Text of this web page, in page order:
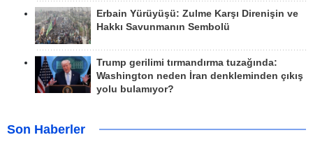
Erbain Yürüyüşü: Zulme Karşı Direnişin ve
Hakkı Savunmanın Sembolü
Trump gerilimi tırmandırma tuzağında:
Washington neden İran denkleminden çıkış
yolu bulamıyor?
Son Haberler